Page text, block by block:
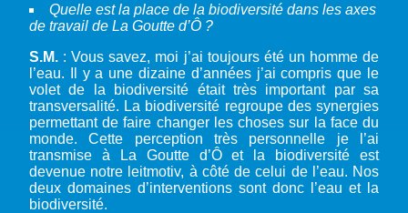
Quelle est la place de la biodiversité dans les axes
de travail de La Goutte d’Ô ?
S.M. : Vous savez, moi j’ai toujours été un homme de
l’eau. Il y a une dizaine d’années j’ai compris que le
volet de la biodiversité était très important par sa
transversalité. La biodiversité regroupe des synergies
permettant de faire changer les choses sur la face du
monde. Cette perception très personnelle je l’ai
transmise à La Goutte d’Ô et la biodiversité est
devenue notre leitmotiv, à côté de celui de l’eau. Nos
deux domaines d’interventions sont donc l’eau et la
biodiversité.